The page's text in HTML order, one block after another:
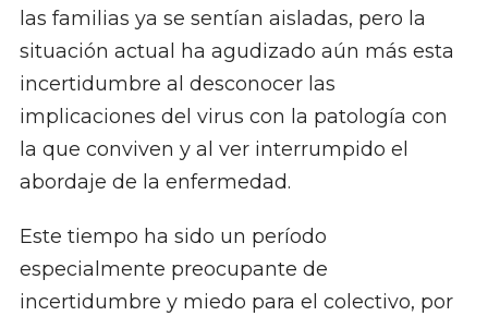
las familias ya se sentían aisladas, pero la
situación actual ha agudizado aún más esta
incertidumbre al desconocer las
implicaciones del virus con la patología con
la que conviven y al ver interrumpido el
abordaje de la enfermedad.
Este tiempo ha sido un período
especialmente preocupante de
incertidumbre y miedo para el colectivo, por